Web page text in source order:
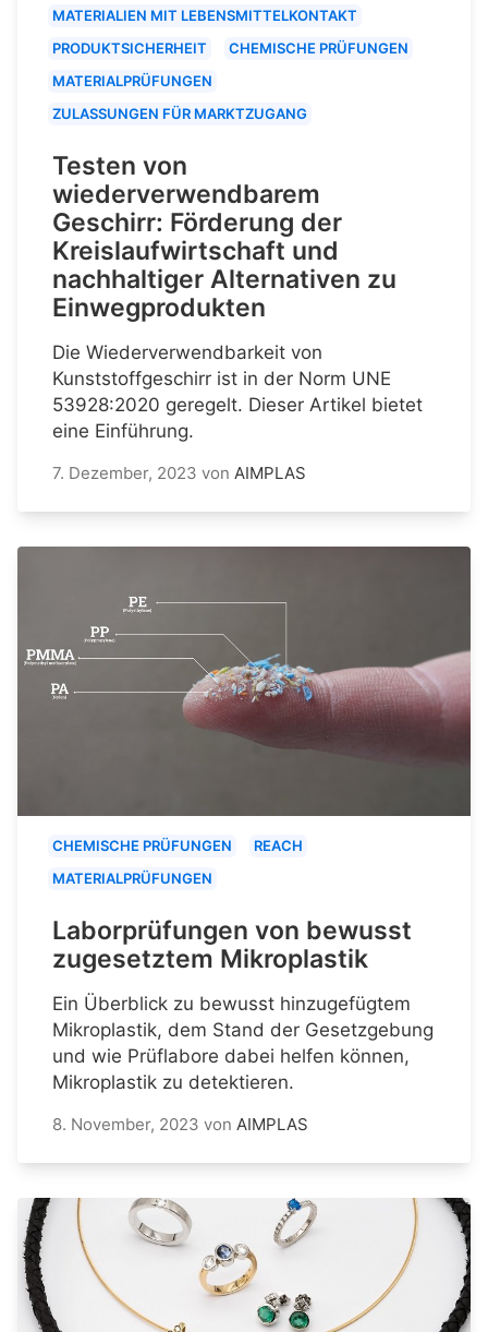
MATERIALIEN MIT LEBENSMITTELKONTAKT
PRODUKTSICHERHEIT
CHEMISCHE PRÜFUNGEN
MATERIALPRÜFUNGEN
ZULASSUNGEN FÜR MARKTZUGANG
Testen von
wiederverwendbarem
Geschirr: Förderung der
Kreislaufwirtschaft und
nachhaltiger Alternativen zu
Einwegprodukten
Die Wiederverwendbarkeit von
Kunststoffgeschirr ist in der Norm UNE
53928:2020 geregelt. Dieser Artikel bietet
eine Einführung.
7. Dezember, 2023 von AIMPLAS
CHEMISCHE PRÜFUNGEN
REACH
MATERIALPRÜFUNGEN
Laborprüfungen von bewusst
zugesetztem Mikroplastik
Ein Überblick zu bewusst hinzugefügtem
Mikroplastik, dem Stand der Gesetzgebung
und wie Prüflabore dabei helfen können,
Mikroplastik zu detektieren.
8. November, 2023 von AIMPLAS